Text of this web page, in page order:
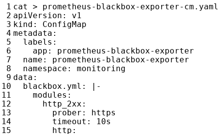
cat > prometheus-blackbox-exporter-cm.yaml
apiVersion :
v1
kind :
ConfigMap
metadata :
labels :
app :
prometheus-blackbox-exporter
name :
prometheus-blackbox-exporter
namespace :
monitoring
data :
blackbox.yml :
|-